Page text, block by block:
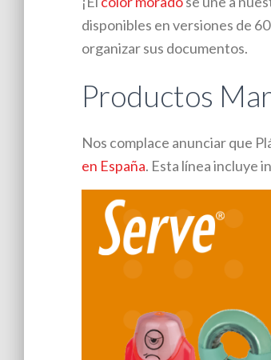
disponibles en versiones de
organizar sus documentos.
Productos
Nos complace anunciar que
en España. Esta línea incluye